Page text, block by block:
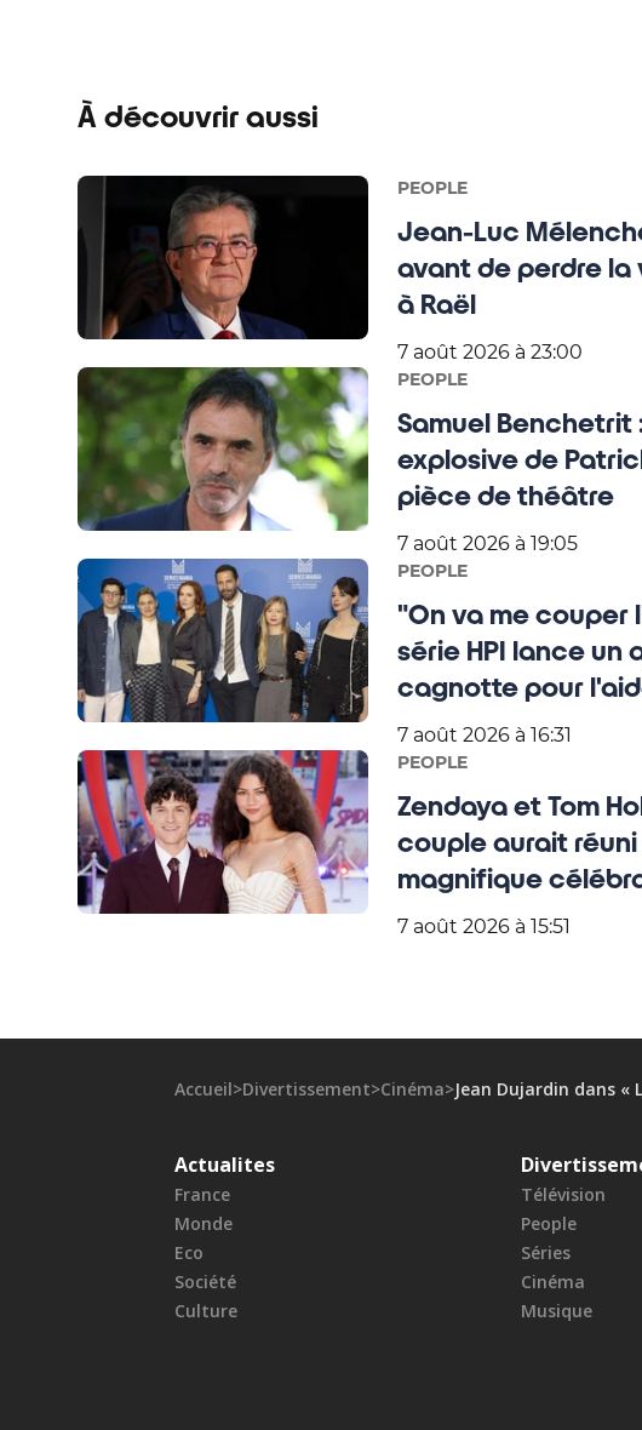
À découvrir aussi
PEOPLE
Jean-Luc
avant de perdre la
à Raël
7 août 2026 à 23:00
PEOPLE
Samuel Benchetrit
explosive de
pièce de théâtre
7 août 2026 à 19:05
PEOPLE
"On va me
série HPI lance un
cagnotte pour
7 août 2026 à 16:31
PEOPLE
Zendaya et Tom
couple aurait
magnifique
7 août 2026 à 15:51
Accueil>Divertissement>Cinéma>Jean Dujardin dans «
Actualites
France
Monde
Eco
Société
Culture
Télévision
People
Séries
Cinéma
Musique